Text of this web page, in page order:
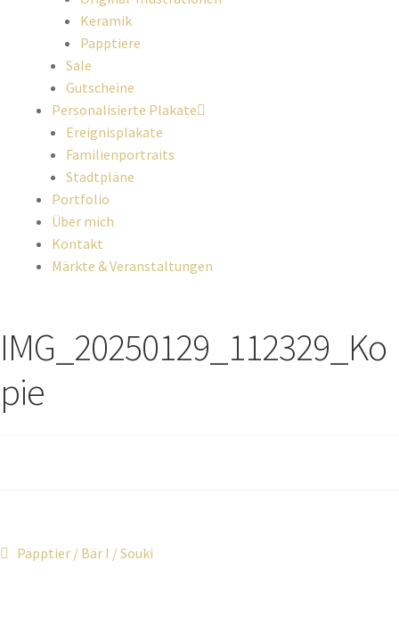
Keramik
Papptiere
Sale
Gutscheine
Personalisierte Plakate
Ereignisplakate
Familienportraits
Stadtpläne
Portfolio
Über mich
Kontakt
Märkte & Veranstaltungen
IMG_20250129_112329_Ko
pie
Papptier / Bär I / Souki